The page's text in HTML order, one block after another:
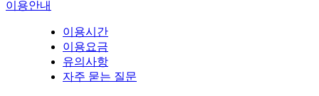
이용안내
이용시간
이용요금
유의사항
자주 묻는 질문